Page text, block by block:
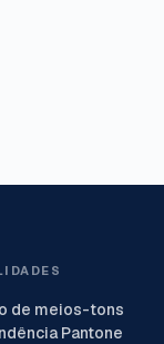
de meios-tons
Pantone